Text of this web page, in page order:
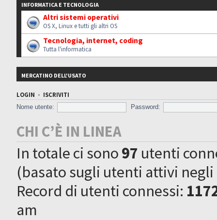
INFORMATICA E TECNOLOGIA
Altri sistemi operativi
OS X, Linux e tutti gli altri OS
Tecnologia, internet, coding
Tutta l'informatica
MERCATINO DELL'USATO
LOGIN • ISCRIVITI
Nome utente:
Password:
CHI C’È IN LINEA
In totale ci sono97 utenti
(basato sugli utenti attivi
Record di utenti connessi:
am